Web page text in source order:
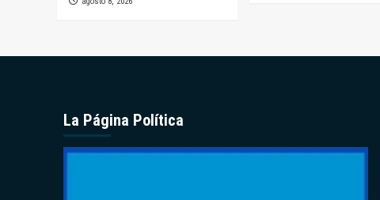
La Página Política